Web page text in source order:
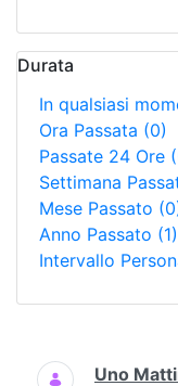
Durata
In qualsiasi
Ora Passata (0)
Passate 24 Ore
Settimana
Mese Passato
Anno Passato (1)
Intervallo
Ricerca
Uno